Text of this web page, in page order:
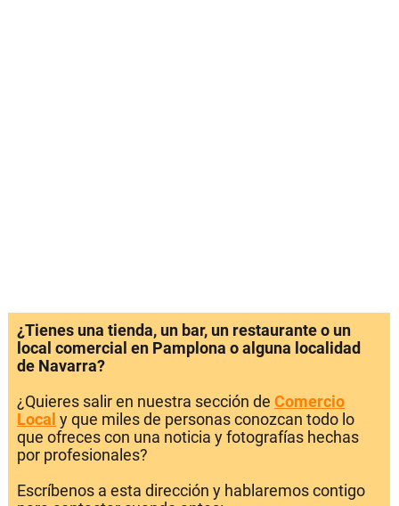
¿Tienes una tienda, un bar, un restaurante o un
local comercial en Pamplona o alguna localidad
de Navarra?
¿Quieres salir en nuestra sección de Comercio
Local y que miles de personas conozcan todo lo
que ofreces con una noticia y fotografías hechas
por profesionales?
Escríbenos a esta dirección y hablaremos contigo